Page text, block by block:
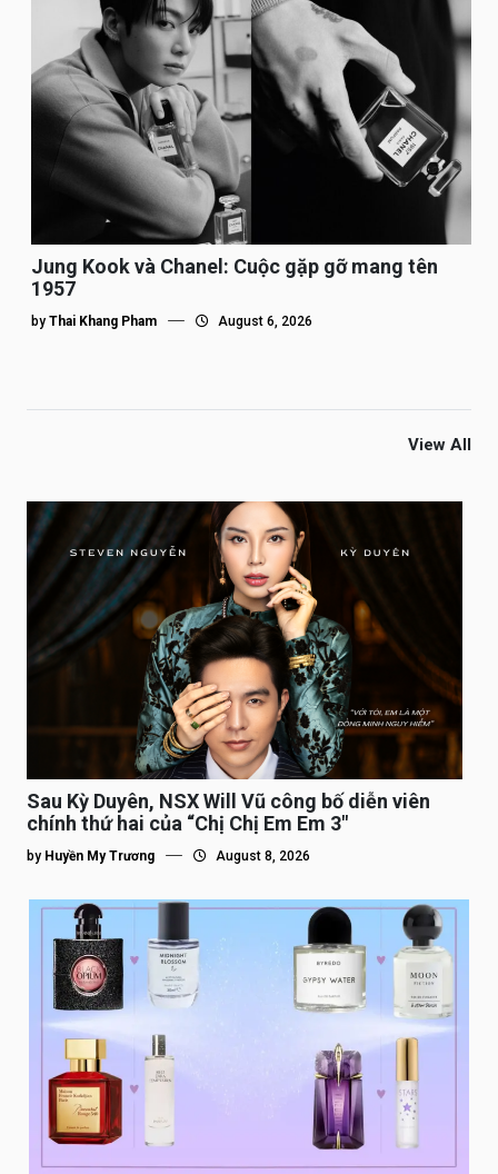
Jung Kook và Chanel: Cuộc gặp gỡ mang tên
1957
by Thai Khang Pham August 6, 2026
View All
Sau Kỳ Duyên, NSX Will Vũ công bố diễn viên
chính thứ hai của “Chị Chị Em Em 3″
by Huyền My Trương August 8, 2026